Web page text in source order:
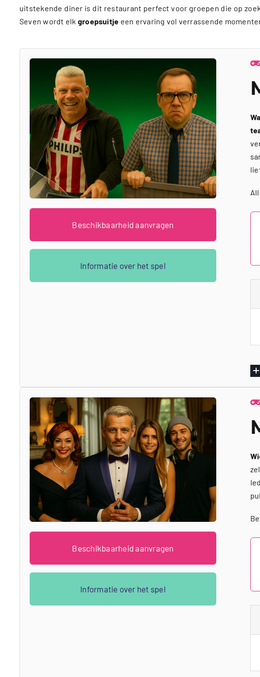
uitstekende diner is dit restaurant perfect voor groepen die op
Seven wordt elk groepsuitje een ervaring vol verrassende
Beschikbaarheid aanvragen
Informatie over het spel
Beschikbaarheid aanvragen
Informatie over het spel